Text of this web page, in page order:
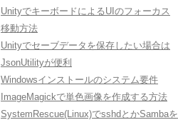
UnityでキーボードによるUIのフォーカス
移動方法
Unityでセーブデータを保存したい場合は
JsonUtilityが便利
Windowsインストールのシステム要件
ImageMagickで単色画像を作成する方法
SystemRescue(Linux)でsshdとかSambaを